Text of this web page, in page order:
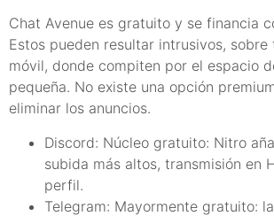
Chat Avenue es gratuito y se financia
Estos pueden resultar intrusivos,
móvil, donde compiten por el espacio
pequeña. No existe una opción
eliminar los anuncios.
Discord: Núcleo gratuito: Nitro
subida más altos, transmisión en
perfil.
Telegram: Mayormente gratuito: